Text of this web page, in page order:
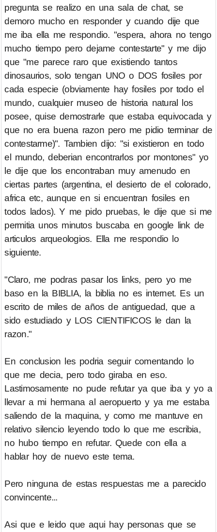
pregunta se realizo en una sala de chat, se
demoro mucho en responder y cuando dije que
me iba ella me respondio. "espera, ahora no tengo
mucho tiempo pero dejame contestarte" y me dijo
que "me parece raro que existiendo tantos
dinosaurios, solo tengan UNO o DOS fosiles por
cada especie (obviamente hay fosiles por todo el
mundo, cualquier museo de historia natural los
posee, quise demostrarle que estaba equivocada y
que no era buena razon pero me pidio terminar de
contestarme)". Tambien dijo: "si existieron en todo
el mundo, deberian encontrarlos por montones" yo
le dije que los encontraban muy amenudo en
ciertas partes (argentina, el desierto de el colorado,
africa etc, aunque en si encuentran fosiles en
todos lados). Y me pido pruebas, le dije que si me
permitia unos minutos buscaba en google link de
articulos arqueologios. Ella me respondio lo
siguiente.
"Claro, me podras pasar los links, pero yo me
baso en la BIBLIA, la biblia no es internet. Es un
escrito de miles de años de antiguedad, que a
sido estudiado y LOS CIENTIFICOS le dan la
razon."
En conclusion les podria seguir comentando lo
que me decia, pero todo giraba en eso.
Lastimosamente no pude refutar ya que iba y yo a
llevar a mi hermana al aeropuerto y ya me estaba
saliendo de la maquina, y como me mantuve en
relativo silencio leyendo todo lo que me escribia,
no hubo tiempo en refutar. Quede con ella a
hablar hoy de nuevo este tema.
Pero ninguna de estas respuestas me a parecido
convincente...
Asi que e leido que aqui hay personas que se